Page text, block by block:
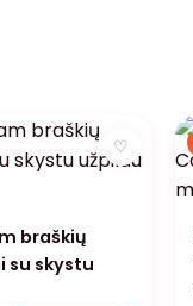
♡
braškių
su skystu